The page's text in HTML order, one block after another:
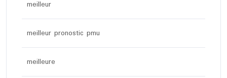
meilleur
meilleur pronostic pmu
meilleure